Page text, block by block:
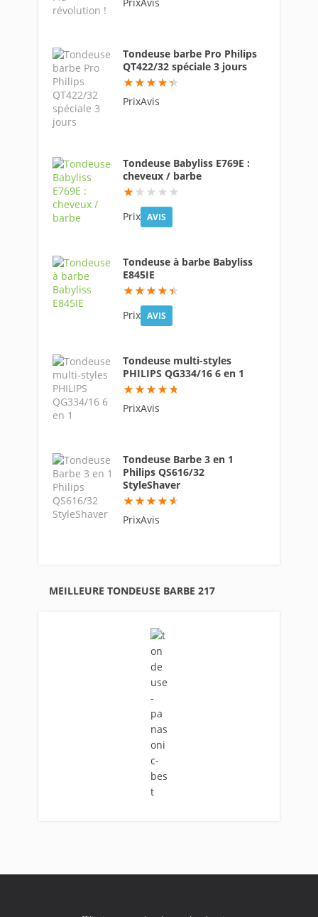
Tondeuse barbe Pro Philips
QT422/32 spéciale 3 jours
87
PrixAvis
Tondeuse Babyliss E769E :
cheveux / barbe
8
Prix AVIS
Tondeuse à barbe Babyliss
E845IE
88.4
Prix AVIS
Tondeuse multi-styles
PHILIPS QG334/16 6 en 1
95
PrixAvis
Tondeuse Barbe 3 en 1
Philips QS616/32
StyleShaver
91.6
PrixAvis
MEILLEURE TONDEUSE BARBE 217